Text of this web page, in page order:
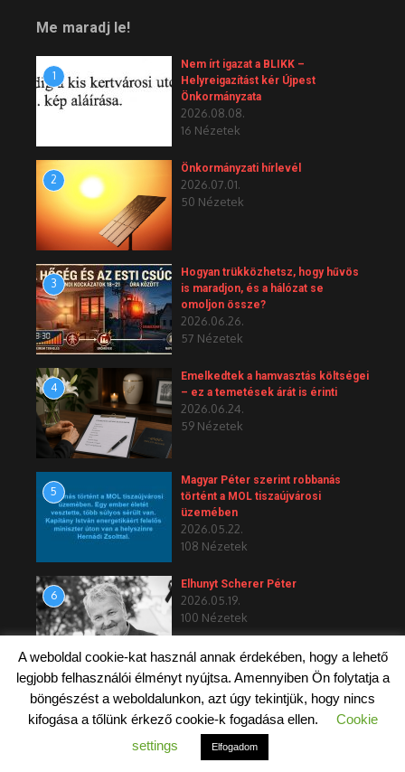
Me maradj le!
1
Nem írt igazat a BLIKK –
Helyreigazítást kér Újpest
Önkormányzata
2026.08.08.
16 Nézetek
2
Önkormányzati hírlevél
2026.07.01.
50 Nézetek
3
Hogyan trükközhetsz, hogy hűvös
is maradjon, és a hálózat se
omoljon össze?
2026.06.26.
57 Nézetek
4
Emelkedtek a hamvasztás költségei
– ez a temetések árát is érinti
2026.06.24.
59 Nézetek
5
Magyar Péter szerint robbanás
történt a MOL tiszaújvárosi
üzemében
2026.05.22.
108 Nézetek
6
Elhunyt Scherer Péter
2026.05.19.
100 Nézetek
Copyright © 2026 Budapest 4 - Újpesti Magazin
A weboldal cookie-kat használ annak érdekében, hogy a lehető
legjobb felhasználói élményt nyújtsa. Amennyiben Ön folytatja a
böngészést a weboldalunkon, azt úgy tekintjük, hogy nincs
kifogása a tőlünk érkező cookie-k fogadása ellen.
Cookie
settings
Elfogadom